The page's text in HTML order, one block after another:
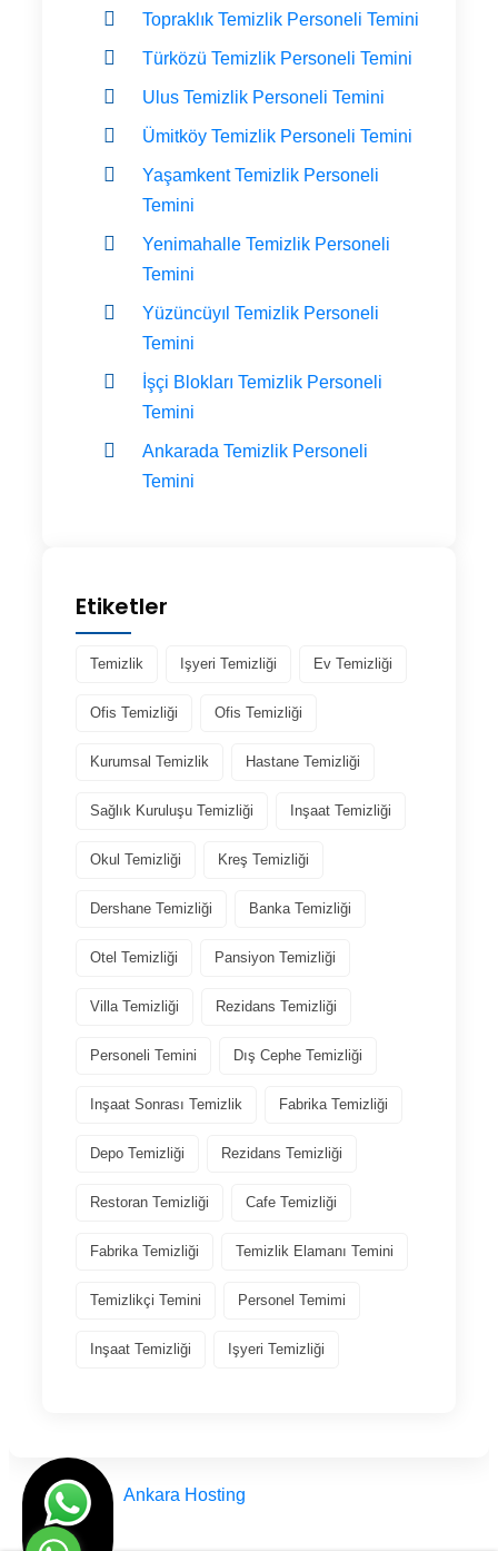
Topraklık Temizlik Personeli Temini
Türközü Temizlik Personeli Temini
Ulus Temizlik Personeli Temini
Ümitköy Temizlik Personeli Temini
Yaşamkent Temizlik Personeli
Temini
Yenimahalle Temizlik Personeli
Temini
Yüzüncüyıl Temizlik Personeli
Temini
İşçi Blokları Temizlik Personeli
Temini
Ankarada Temizlik Personeli
Temini
Etiketler
Temizlik Işyeri Temizliği Ev Temizliği
Ofis Temizliği Ofis Temizliği
Kurumsal Temizlik Hastane Temizliği
Sağlık Kuruluşu Temizliği Inşaat Temizliği
Okul Temizliği Kreş Temizliği
Dershane Temizliği Banka Temizliği
Otel Temizliği Pansiyon Temizliği
Villa Temizliği Rezidans Temizliği
Personeli Temini Dış Cephe Temizliği
Inşaat Sonrası Temizlik Fabrika Temizliği
Depo Temizliği Rezidans Temizliği
Restoran Temizliği Cafe Temizliği
Fabrika Temizliği Temizlik Elamanı Temini
Temizlikçi Temini Personel Temimi
Inşaat Temizliği Işyeri Temizliği
Tasarım
Ankara Hosting
© Engin Temizlik Ankara Türkiye 2012 - 2025